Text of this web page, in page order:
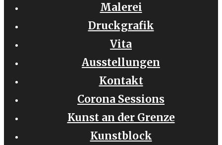
Malerei
Druckgrafik
Vita
Ausstellungen
Kontakt
Corona Sessions
Kunst an der Grenze
Kunstblock